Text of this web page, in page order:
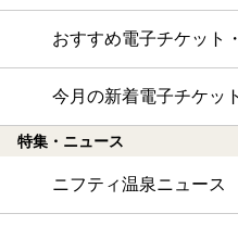
おすすめ電子チケット
今月の新着電子チケッ
特集・ニュース
ニフティ温泉ニュース